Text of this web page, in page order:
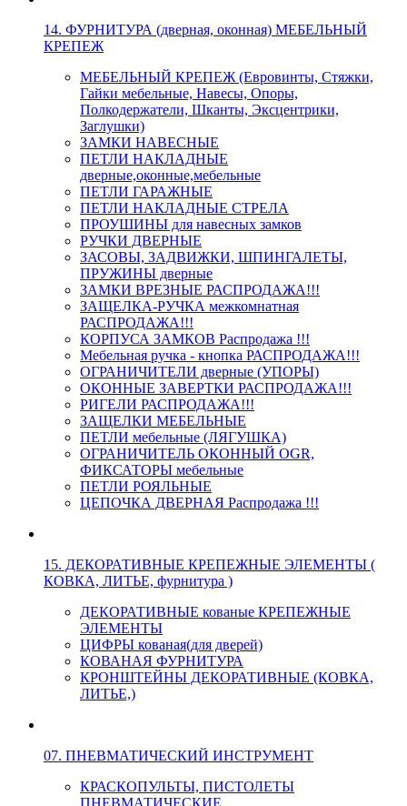
14. ФУРНИТУРА (дверная, оконная) МЕБЕЛЬНЫЙ
КРЕПЕЖ
МЕБЕЛЬНЫЙ КРЕПЕЖ (Евровинты, Стяжки,
Гайки мебельные, Навесы, Опоры,
Полкодержатели, Шканты, Эксцентрики,
Заглушки)
ЗАМКИ НАВЕСНЫЕ
ПЕТЛИ НАКЛАДНЫЕ
дверные,оконные,мебельные
ПЕТЛИ ГАРАЖНЫЕ
ПЕТЛИ НАКЛАДНЫЕ СТРЕЛА
ПРОУШИНЫ для навесных замков
РУЧКИ ДВЕРНЫЕ
ЗАСОВЫ, ЗАДВИЖКИ, ШПИНГАЛЕТЫ,
ПРУЖИНЫ дверные
ЗАМКИ ВРЕЗНЫЕ РАСПРОДАЖА!!!
ЗАЩЕЛКА-РУЧКА межкомнатная
РАСПРОДАЖА!!!
КОРПУСА ЗАМКОВ Распродажа !!!
Мебельная ручка - кнопка РАСПРОДАЖА!!!
ОГРАНИЧИТЕЛИ дверные (УПОРЫ)
ОКОННЫЕ ЗАВЕРТКИ РАСПРОДАЖА!!!
РИГЕЛИ РАСПРОДАЖА!!!
ЗАЩЕЛКИ МЕБЕЛЬНЫЕ
ПЕТЛИ мебельные (ЛЯГУШКА)
ОГРАНИЧИТЕЛЬ ОКОННЫЙ OGR,
ФИКСАТОРЫ мебельные
ПЕТЛИ РОЯЛЬНЫЕ
ЦЕПОЧКА ДВЕРНАЯ Распродажа !!!
15. ДЕКОРАТИВНЫЕ КРЕПЕЖНЫЕ ЭЛЕМЕНТЫ (
КОВКА, ЛИТЬЕ, фурнитура )
ДЕКОРАТИВНЫЕ кованые КРЕПЕЖНЫЕ
ЭЛЕМЕНТЫ
ЦИФРЫ кованая(для дверей)
КОВАНАЯ ФУРНИТУРА
КРОНШТЕЙНЫ ДЕКОРАТИВНЫЕ (КОВКА,
ЛИТЬЕ,)
07. ПНЕВМАТИЧЕСКИЙ ИНСТРУМЕНТ
КРАСКОПУЛЬТЫ, ПИСТОЛЕТЫ
ПНЕВМАТИЧЕСКИЕ